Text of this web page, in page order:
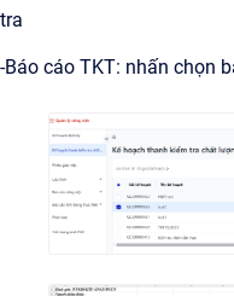
tra
-Báo cáo TKT: nhấn chọn